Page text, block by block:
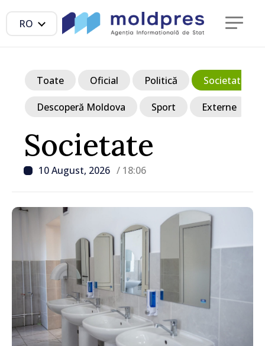
RO
Societate
10 August, 2026 / 18:06
Toate Oficial Politică Societate
Descoperă Moldova Sport Externe